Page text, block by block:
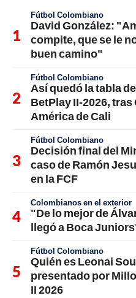
Fútbol Colombiano
David González:
compite, que se le
buen camino"
Fútbol Colombiano
Así quedó la tabla
BetPlay II-2026, tras
América de Cali
Fútbol Colombiano
Decisión final del
caso de Ramón
en la FCF
Colombianos en el exterior
"De lo mejor de
llegó a Boca
Fútbol Colombiano
Quién es Leonai
presentado por
II 2026